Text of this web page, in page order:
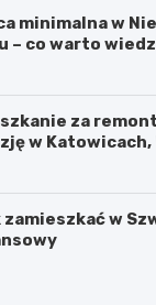
minimalna w
– co warto
za
w Katowicach,
zamieszkać w